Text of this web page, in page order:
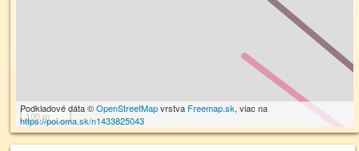
100 m
Podkladové dáta ©OpenStreetMapvrstva Freemap.sk, viac na
https://poi.oma.sk/n1433825043